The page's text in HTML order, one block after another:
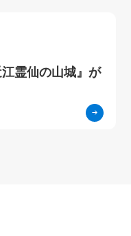
江霊仙の山城』が